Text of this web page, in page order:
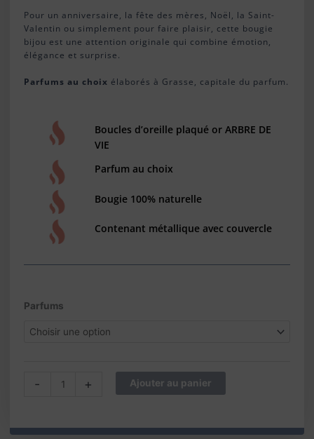
Pour un anniversaire, la fête des mères, Noël, la Saint-
Valentin ou simplement pour faire plaisir, cette bougie
bijou est une attention originale qui combine émotion,
élégance et surprise.
Parfums au choix élaborés à Grasse, capitale du parfum.
Boucles d’oreille plaqué or ARBRE DE
VIE
Parfum au choix
Bougie 100% naturelle
Contenant métallique avec couvercle
Parfums
-
quantité
Bougie
plaqué
+ Ajouter au panier